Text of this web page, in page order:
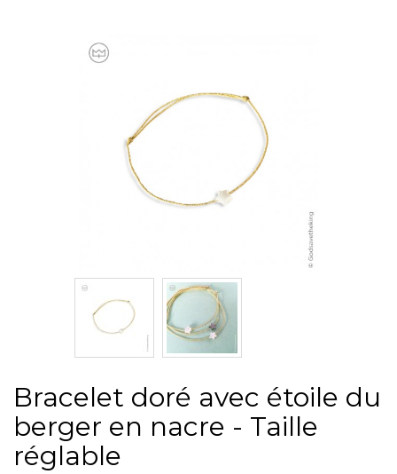
Bracelet doré avec étoile du
berger en nacre - Taille
réglable